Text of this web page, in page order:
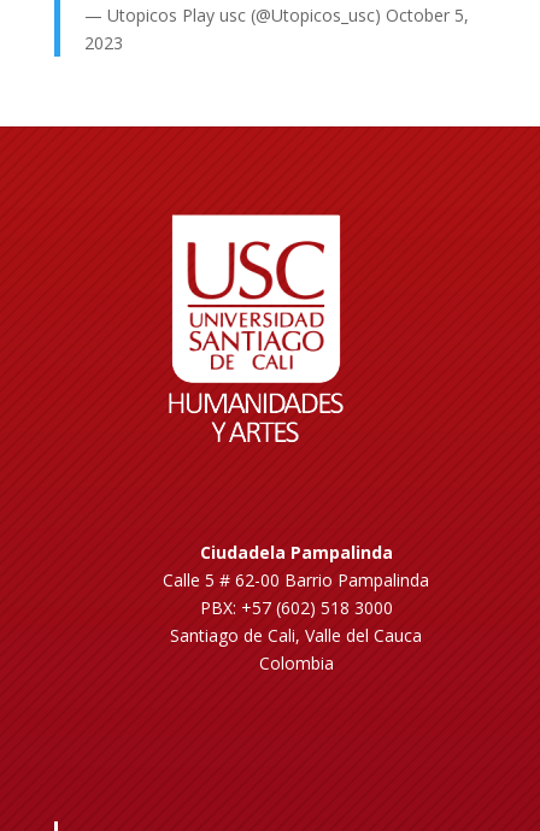
— Utopicos Play usc (@Utopicos_usc) October 5,
2023
Ciudadela Pampalinda
Calle 5 # 62-00 Barrio Pampalinda
PBX: +57 (602) 518 3000
Santiago de Cali, Valle del Cauca
Colombia